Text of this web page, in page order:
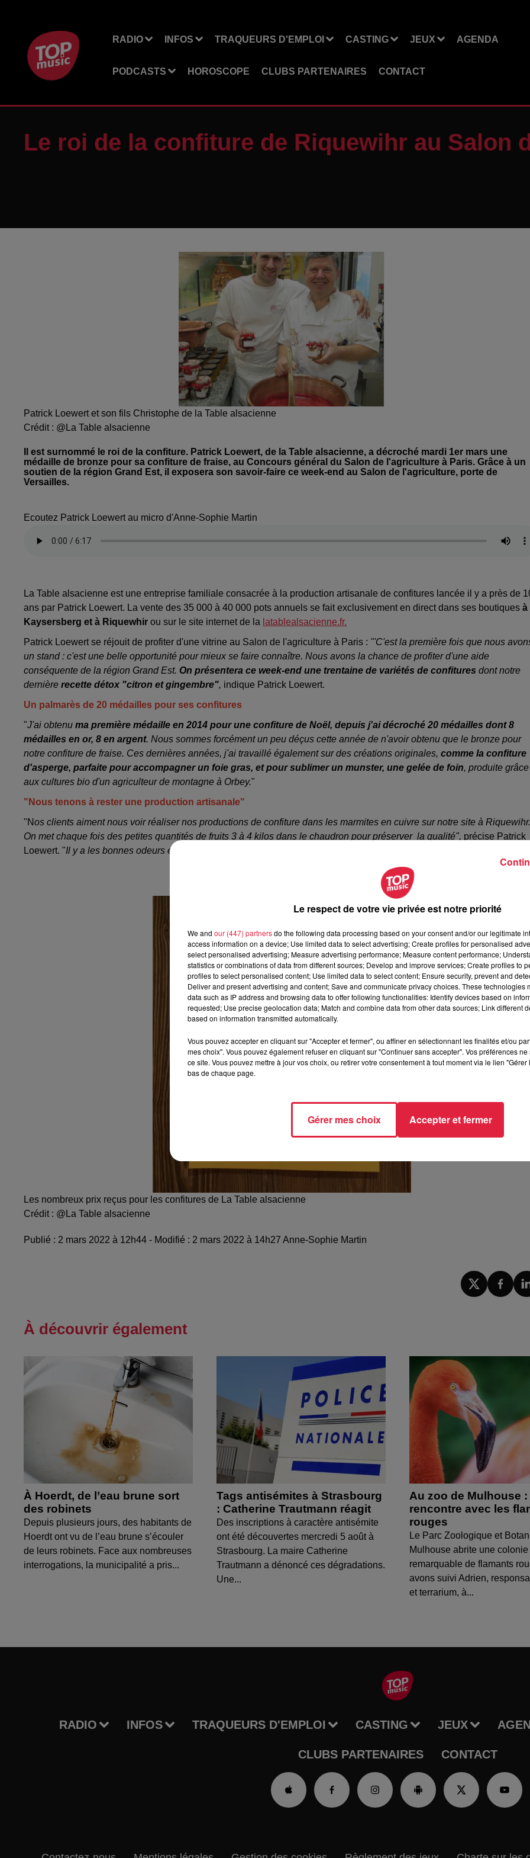
RADIO INFOS TRAQUEURS D'EMPLOI CASTING JEUX AGENDA
PODCASTS HOROSCOPE CLUBS PARTENAIRES CONTACT
Le roi de la confiture de Riquewihr au Salon
Patrick Loewert et son fils Christophe de la Table alsacienne
Crédit : @La Table alsacienne
Il est surnommé le roi de la confiture. Patrick Loewert, de la Table alsacienne, a décroché mardi 1er mars une
médaille de bronze pour sa confiture de fraise, au Concours général du Salon de l'agriculture à Paris. Grâce à un
soutien de la région Grand Est, il exposera son savoir-faire ce week-end au Salon de l'agriculture, porte de
Versailles.
Ecoutez Patrick Loewert au micro d'Anne-Sophie Martin
La Table alsacienne est une entreprise familiale consacrée à la production artisanale de confitures lancée il y a près de
ans par Patrick Loewert. La vente des 35 000 à 40 000 pots annuels se fait exclusivement en direct dans ses boutiques à
Kaysersberg et à Riquewhir ou sur le site internet de la latablealsacienne.fr.
Patrick Loewert se réjouit de profiter d'une vitrine au Salon de l'agriculture à Paris : "'C'est la première fois que nous
un stand : c'est une belle opportunité pour mieux se faire connaître. Nous avons la chance de profiter d'une aide
conséquente de la région Grand Est. On présentera ce week-end une trentaine de variétés de confitures dont notre
dernière recette détox "citron et gingembre", indique Patrick Loewert.
Un palmarès de 20 médailles pour ses confitures
"J'ai obtenu ma première médaille en 2014 pour une confiture de Noël, depuis j'ai décroché 20 médailles dont 8
médailles en or, 8 en argent. Nous sommes forcément un peu déçus cette année de n'avoir obtenu que le bronze pour
notre confiture de fraise. Ces dernières années, j'ai travaillé également sur des créations originales, comme la confiture
d'asperge, parfaite pour accompagner un foie gras, et pour sublimer un munster, une gelée de foin, produite grâce
aux cultures bio d'un agriculteur de montagne à Orbey."
"Nous tenons à rester une production artisanale"
"Nos clients aiment nous voir réaliser nos productions de confiture dans les marmites en cuivre sur notre site à
On met chaque fois des petites quantités de fruits 3 à 4 kilos dans le chaudron pour préserver la qualité", précise Patrick
Loewert. "Il y a les bonnes odeurs et sur place, le public peut déguster, ça plaît beaucoup !
Les nombreux prix reçus pour les confitures de La Table alsacienne
Crédit : @La Table alsacienne
Publié : 2 mars 2022 à 12h44 - Modifié : 2 mars 2022 à 14h27 Anne-Sophie Martin
À découvrir également
À Hoerdt, de l’eau brune sort
des robinets
Depuis plusieurs jours, des habitants de
Hoerdt ont vu de l’eau brune s’écouler
de leurs robinets. Face aux nombreuses
interrogations, la municipalité a pris...
Tags antisémites à Strasbourg
: Catherine Trautmann réagit
Des inscriptions à caractère antisémite
ont été découvertes mercredi 5 août à
Strasbourg. La maire Catherine
Trautmann a dénoncé ces dégradations.
Une...
Au zoo de Mulhouse :
rencontre avec les
rouges
Le Parc Zoologique et
Mulhouse abrite une colonie
remarquable de flamants
avons suivi Adrien,
et terrarium, à...
RADIO INFOS TRAQUEURS D'EMPLOI CASTING JEUX
CLUBS PARTENAIRES CONTACT
Le respect de votre vie privée est notre priorité
We and our (447) partnersdo the following data processing based on your consent and/or our legitimate
access information on a device; Use limited data to select advertising; Create profiles for personalised
select personalised advertising; Measure advertising performance; Measure content performance;
statistics or combinations of data from different sources; Develop and improve services; Create profiles to
profiles to select personalised content; Use limited data to select content; Ensure security, prevent and
Deliver and present advertising and content; Save and communicate privacy choices. These technologies
data such as IP address and browsing data to offer following functionalities: Identify devices based on
requested; Use precise geolocation data; Match and combine data from other data sources; Link different
based on information transmitted automatically.
Vous pouvez accepter en cliquant sur "Accepter et fermer", ou affiner en sélectionnant les finalités et/ou
mes choix". Vous pouvez également refuser en cliquant sur "Continuer sans accepter". Vos préférences
ce site. Vous pouvez mettre à jour vos choix, ou retirer votre consentement à tout moment via le lien
bas de chaque page.
Gérer mes choix Accepter et fermer